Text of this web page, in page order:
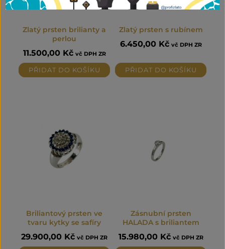
Zlatý prsten brilianty a
perlou
11.500,00 Kč vč DPH ZR
PŘIDAT DO KOŠÍKU
Zlatý prsten s rubínem
6.450,00 Kč vč DPH ZR
PŘIDAT DO KOŠÍKU
Briliantový prsten ve
tvaru kytky se safíry
29.900,00 Kč vč DPH ZR
Zásnubní prsten
HALADA s briliantem
15.980,00 Kč vč DPH ZR